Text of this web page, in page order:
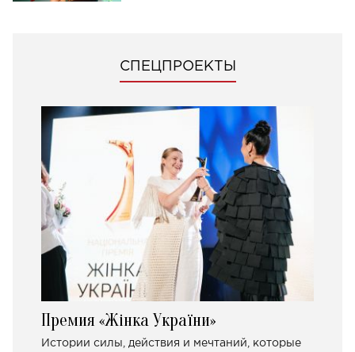
СПЕЦПРОЕКТЫ
Премия «Жінка України»
Истории силы, действия и мечтаний, которые